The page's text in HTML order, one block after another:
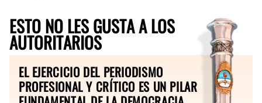
ESTO NO LES GUSTA A LOS
AUTORITARIOS
EL EJERCICIO DEL PERIODISMO
PROFESIONAL Y CRÍTICO ES UN PILAR